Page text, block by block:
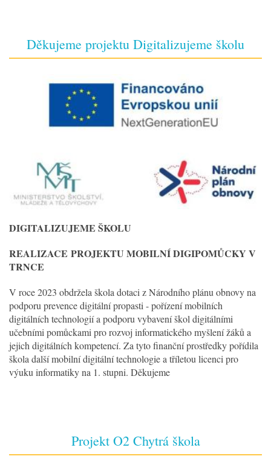
Děkujeme projektu Digitalizujeme školu
DIGITALIZUJEME ŠKOLU
REALIZACE PROJEKTU MOBILNÍ DIGIPOMŮCKY V
TRNCE
V roce 2023 obdržela škola dotaci z Národního plánu obnovy na
podporu prevence digitální propasti - pořízení mobilních
digitálních technologií a podporu vybavení škol digitálními
učebními pomůckami pro rozvoj informatického myšlení žáků a
jejich digitálních kompetencí. Za tyto finanční prostředky pořídila
škola další mobilní digitální technologie a tříletou licenci pro
výuku informatiky na 1. stupni. Děkujeme
Projekt O2 Chytrá škola